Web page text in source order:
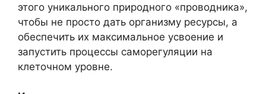
этого уникального природного «проводника»,
чтобы не просто дать организму ресурсы, а
обеспечить их максимальное усвоение и
запустить процессы саморегуляции на
клеточном уровне.